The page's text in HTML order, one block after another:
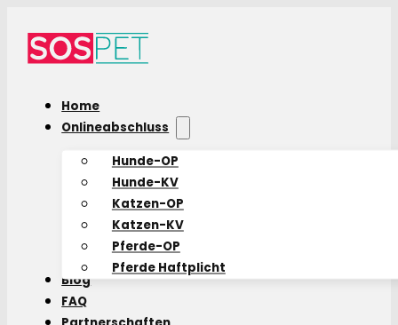
Home
Onlineabschluss
Hunde-OP
Hunde-KV
Katzen-OP
Katzen-KV
Pferde-OP
Pferde Haftplicht
Blog
FAQ